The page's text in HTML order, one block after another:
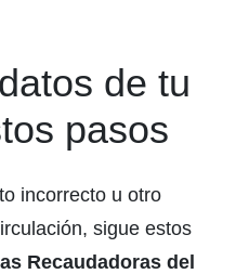
de tu
pasos
incorrecto u otro
sigue estos
Recaudadoras del